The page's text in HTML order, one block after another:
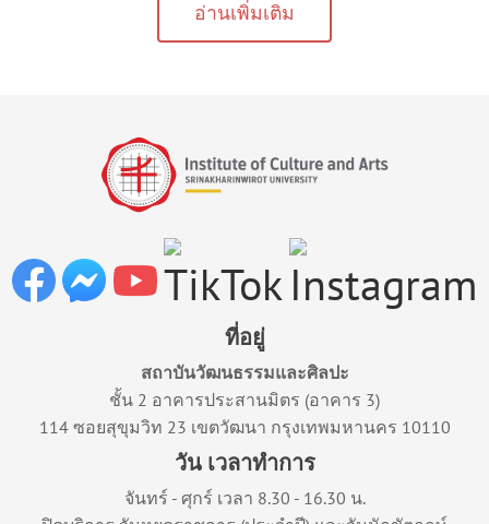
อ่านเพิ่มเติม
ที่อยู่
สถาบันวัฒนธรรมและศิลปะ
ชั้น 2 อาคารประสานมิตร (อาคาร 3)
114 ซอยสุขุมวิท 23 เขตวัฒนา กรุงเทพมหานคร 10110
วัน เวลาทำการ
จันทร์ - ศุกร์ เวลา 8.30 - 16.30 น.